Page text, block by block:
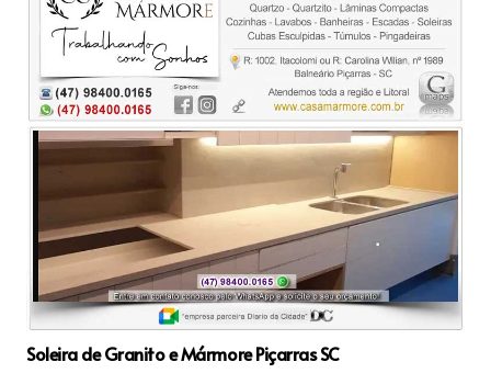
Soleira de Granito e Mármore Piçarras SC